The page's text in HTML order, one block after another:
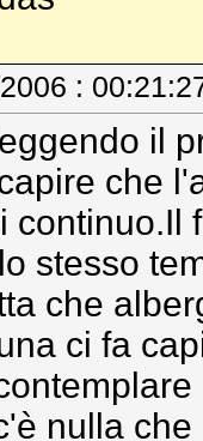
:
il
che
continuo.Il
stesso
che
ci fa
nulla